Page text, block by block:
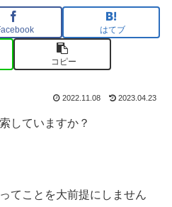
はてブ
コピー
2022.11.08 2023.04.23
していますか？
てことを大前提にしません